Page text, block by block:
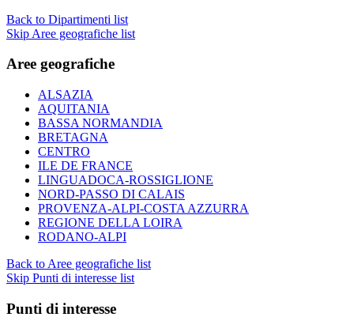
Back to Dipartimenti list
Skip Aree geografiche list
Aree geografiche
ALSAZIA
AQUITANIA
BASSA NORMANDIA
BRETAGNA
CENTRO
ILE DE FRANCE
LINGUADOCA-ROSSIGLIONE
NORD-PASSO DI CALAIS
PROVENZA-ALPI-COSTA AZZURRA
REGIONE DELLA LOIRA
RODANO-ALPI
Back to Aree geografiche list
Skip Punti di interesse list
Punti di interesse